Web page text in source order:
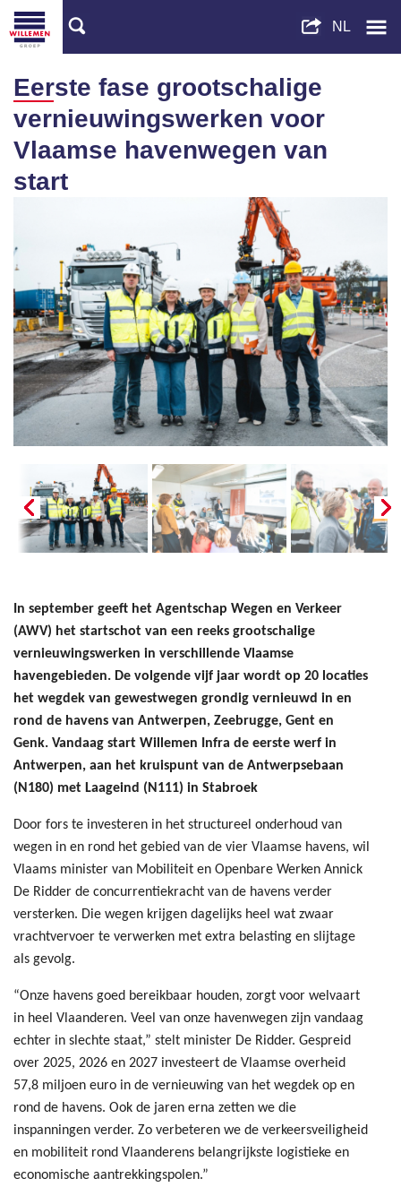
Eerste fase grootschalige
vernieuwingswerken voor
Vlaamse havenwegen van
start
In september geeft het Agentschap Wegen en Verkeer
(AWV) het startschot van een reeks grootschalige
vernieuwingswerken in verschillende Vlaamse
havengebieden. De volgende vijf jaar wordt op 20 locaties
het wegdek van gewestwegen grondig vernieuwd in en
rond de havens van Antwerpen, Zeebrugge, Gent en
Genk. Vandaag start Willemen Infra de eerste werf in
Antwerpen, aan het kruispunt van de Antwerpsebaan
(N180) met Laageind (N111) in Stabroek
Door fors te investeren in het structureel onderhoud van
wegen in en rond het gebied van de vier Vlaamse havens, wil
Vlaams minister van Mobiliteit en Openbare Werken Annick
De Ridder de concurrentiekracht van de havens verder
versterken. Die wegen krijgen dagelijks heel wat zwaar
vrachtvervoer te verwerken met extra belasting en slijtage
als gevolg.
“Onze havens goed bereikbaar houden, zorgt voor welvaart
in heel Vlaanderen. Veel van onze havenwegen zijn vandaag
echter in slechte staat,” stelt minister De Ridder. Gespreid
over 2025, 2026 en 2027 investeert de Vlaamse overheid
57,8 miljoen euro in de vernieuwing van het wegdek op en
rond de havens. Ook de jaren erna zetten we die
inspanningen verder. Zo verbeteren we de verkeersveiligheid
en mobiliteit rond Vlaanderens belangrijkste logistieke en
economische aantrekkingspolen.”